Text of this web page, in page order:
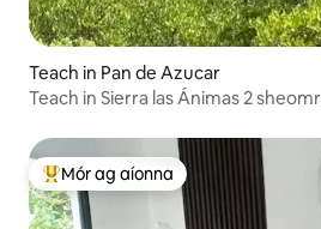
Teach in Pan de Azucar
Teach in Sierra las Ánimas 2
An-mhór ag aíonna
Mór ag aíonna